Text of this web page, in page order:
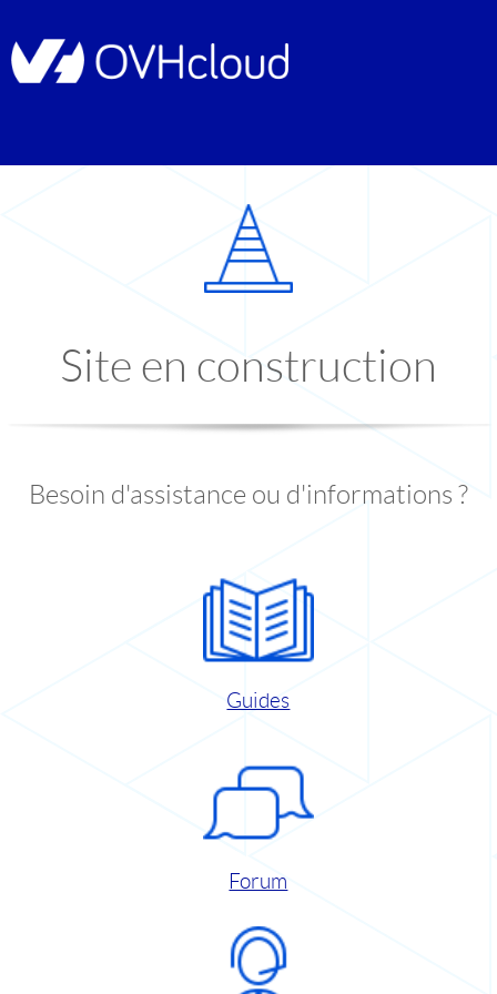
Site en construction
Besoin d'assistance ou d'informations ?
Guides
Forum